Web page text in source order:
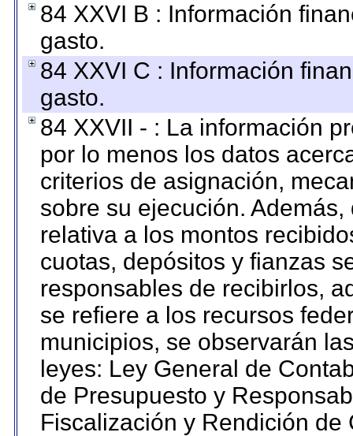
84 XXVI B : Información
gasto.
84 XXVI C : Información
gasto.
84 XXVII - : La información
por lo menos los datos
criterios de asignación,
sobre su ejecución.
relativa a los montos
cuotas, depósitos y fianzas
responsables de recibirlos,
se refiere a los recursos
municipios, se observarán
leyes: Ley General de
de Presupuesto y
Fiscalización y Rendición